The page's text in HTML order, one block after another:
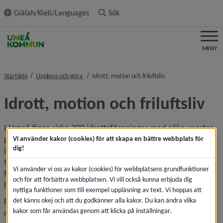
innehållet
Giälah/Kieli/Languages Sök
MENY
Startsida Uppleva och göra nivå i brödsmulenavigeringen
Idrott, motion och friluftslivnivå i
Idrott, motion och friluftsliv
I Umeå finns cirka 300 idrottsföreningar med olika sporter
på programmet. Det finns anläggningar för ett flertal
idrotter, allt från fotboll, konståkning och beachvolleyboll
till innebandy, gymnastik och kampsport. Det finns också
flera mil skidspår, flertalet isbanor och utegym för dig som
hellre rör på dig utomhus.
För den som finner ro i naturen har vi flera vandringsleder,
naturområden för rekreation och ett flertal fiskevatten för
Vi använder kakor (cookies) för att skapa en bättre webbplats för
dig!
Vi använder vi oss av kakor (cookies) för webbplatsens grundfunktioner
och för att förbättra webbplatsen. Vi vill också kunna erbjuda dig
nyttiga funktioner som till exempel uppläsning av text. Vi hoppas att
det känns okej och att du godkänner alla kakor. Du kan ändra vilka
kakor som får användas genom att klicka på inställningar.